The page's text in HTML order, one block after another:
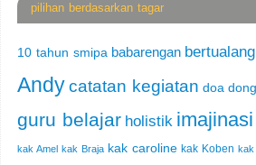
pilihan berdasarkan tagar
10 tahun smipa babarengan bertualang
Andycatatan kegiatan doa
guru belajar holistik imajinasi
kak Amel kak Braja kak caroline kak Koben